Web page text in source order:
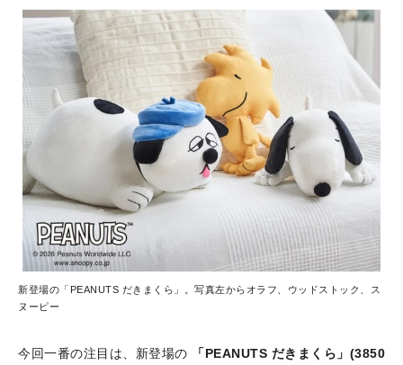
新登場の「PEANUTS だきまくら」。写真左からオラフ、ウッドストック、ス
ヌーピー
今回一番の注目は、新登場の 「PEANUTS だきまくら」(3850